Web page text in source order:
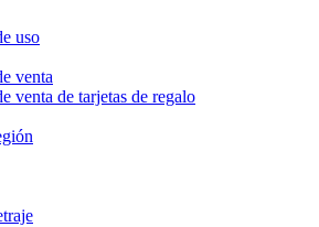
uso
venta
venta de tarjetas de regalo